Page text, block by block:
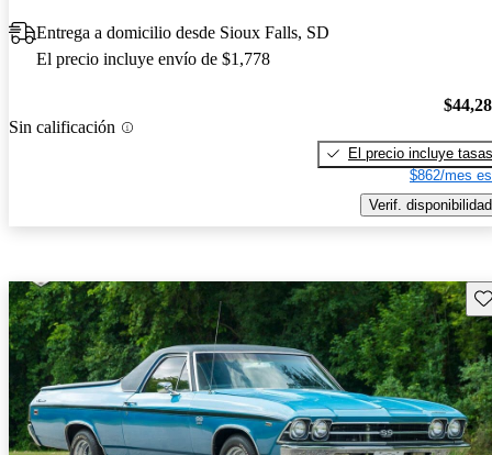
Entrega a domicilio desde Sioux Falls, SD
El precio incluye envío de $1,778
Sin calificación
El precio incluye tasas
$862/mes
Verif. disponibilidad